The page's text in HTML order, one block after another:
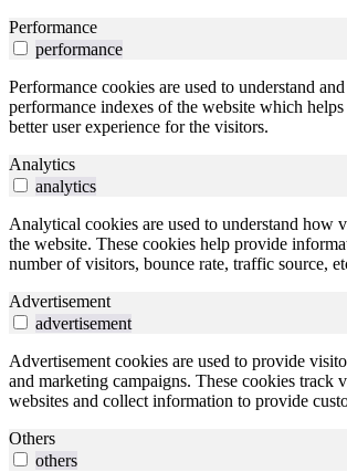
Performance
performance
Performance cookies are used to understand
performance indexes of the website which
better user experience for the visitors.
Analytics
analytics
Analytical cookies are used to understand how
the website. These cookies help provide
number of visitors, bounce rate, traffic source,
Advertisement
advertisement
Advertisement cookies are used to provide
and marketing campaigns. These cookies track
websites and collect information to provide
Others
others